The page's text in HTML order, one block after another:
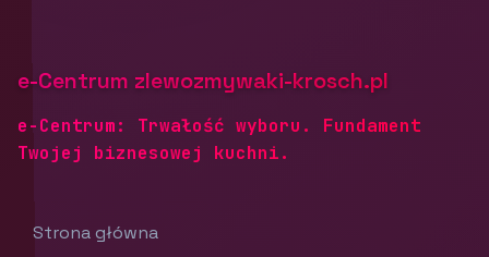
e-Centrum zlewozmywaki-krosch.pl
e-Centrum: Trwałość wyboru. Fundament
Twojej biznesowej kuchni.
Strona główna